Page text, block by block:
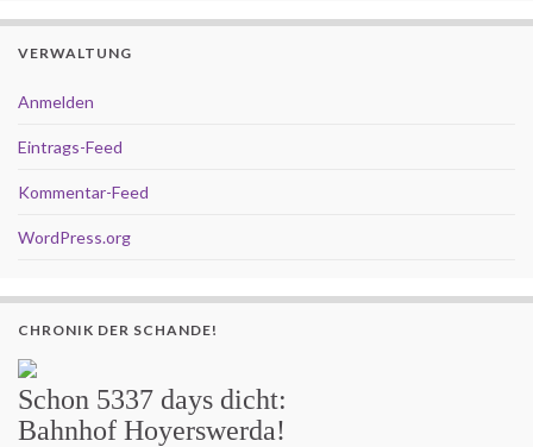
VERWALTUNG
Anmelden
Eintrags-Feed
Kommentar-Feed
WordPress.org
CHRONIK DER SCHANDE!
Schon 5337 days dicht:
Bahnhof Hoyerswerda!